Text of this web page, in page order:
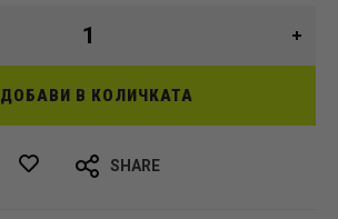
ДОБАВИ В КОЛИЧКАТА
SHARE